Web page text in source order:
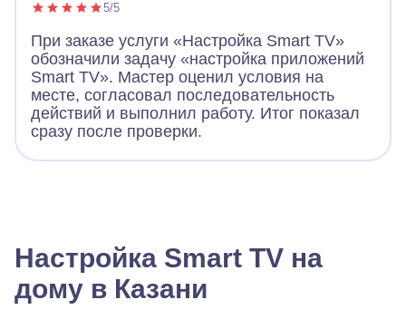
5/5
При заказе услуги «Настройка Smart TV»
обозначили задачу «настройка приложений
Smart TV». Мастер оценил условия на
месте, согласовал последовательность
действий и выполнил работу. Итог показал
сразу после проверки.
Настройка Smart TV на
дому в Казани